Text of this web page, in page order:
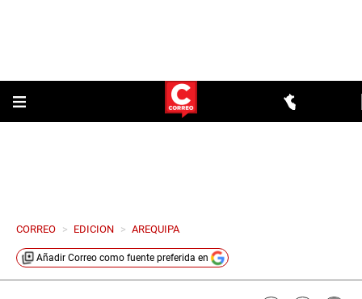
CORREO > EDICION > AREQUIPA
Añadir Correo como fuente preferida en